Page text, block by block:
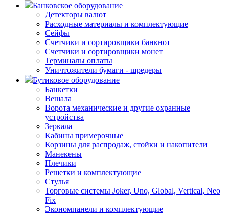
Банковское оборудование
Детекторы валют
Расходные материалы и комплектующие
Сейфы
Счетчики и сортировщики банкнот
Счетчики и сортировщики монет
Терминалы оплаты
Уничтожители бумаги - шредеры
Бутиковое оборудование
Банкетки
Вешала
Ворота механические и другие охранные
устройства
Зеркала
Кабины примерочные
Корзины для распродаж, стойки и накопители
Манекены
Плечики
Решетки и комплектующие
Стулья
Торговые системы Joker, Uno, Global, Vertical, Neo
Fix
Экономпанели и комплектующие